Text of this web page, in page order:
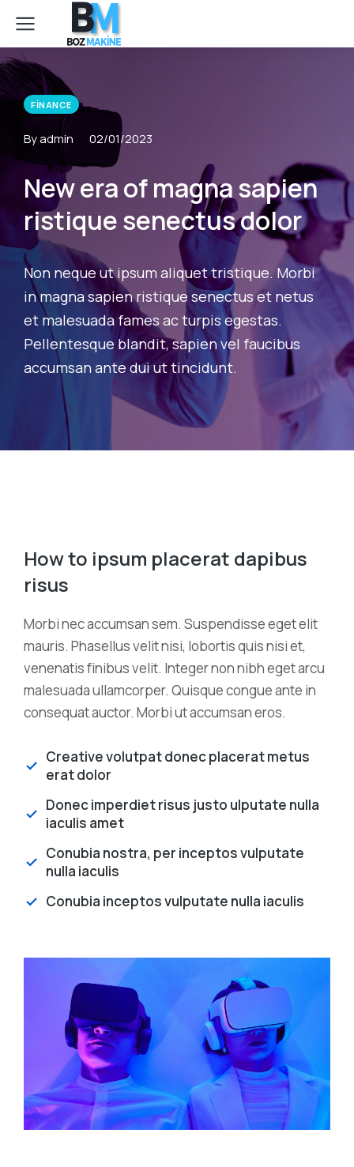
FINANCE
By admin 02/01/2023
New era of magna sapien
ristique senectus dolor
Non neque ut ipsum aliquet tristique. Morbi
in magna sapien ristique senectus et netus
et malesuada fames ac turpis egestas.
Pellentesque blandit, sapien vel faucibus
accumsan ante dui ut tincidunt.
How to ipsum placerat dapibus
risus
Morbi nec accumsan sem. Suspendisse eget elit
mauris. Phasellus velit nisi, lobortis quis nisi et,
venenatis finibus velit. Integer non nibh eget arcu
malesuada ullamcorper. Quisque congue ante in
consequat auctor. Morbi ut accumsan eros.
Creative volutpat donec placerat metus
erat dolor
Donec imperdiet risus justo ulputate nulla
iaculis amet
Conubia nostra, per inceptos vulputate
nulla iaculis
Conubia inceptos vulputate nulla iaculis